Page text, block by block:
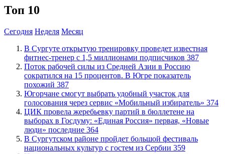
Топ 10
Сегодня Неделя Месяц
В Сургуте открытую тренировку проведет известная
фитнес-тренер с 1,5 миллионами подписчиков 387
Поток рабочей силы из Средней Азии в Россию
сократился на 15 процентов. В Югре показатель
похожий 387
Югорчане смогут выбрать удобный участок для
голосования через сервис «Мобильный избиратель» 374
ЦИК провела жеребьевку партий в бюллетене на
выборах в Госдуму: «Единая Россия» первая, «Новые
люди» последние 364
В Сургутском районе пройдет большой фестиваль
национальных культур с гостем из Сербии 359